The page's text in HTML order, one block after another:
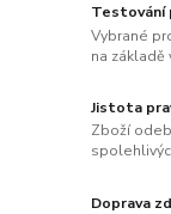
Testování
Vybrané
na základě
Jistota
Zboží
Doprava